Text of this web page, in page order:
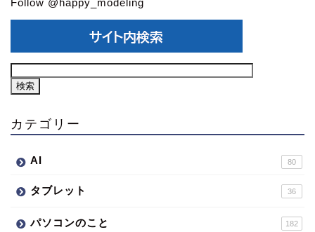
Follow @happy_modeling
カテゴリー
AI 80
タブレット 36
パソコンのこと 182